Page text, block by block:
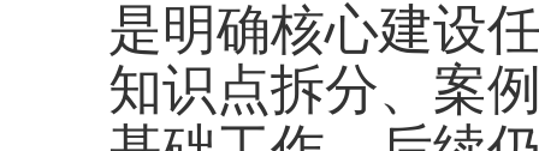
是明确核心建设
知识点拆分、案